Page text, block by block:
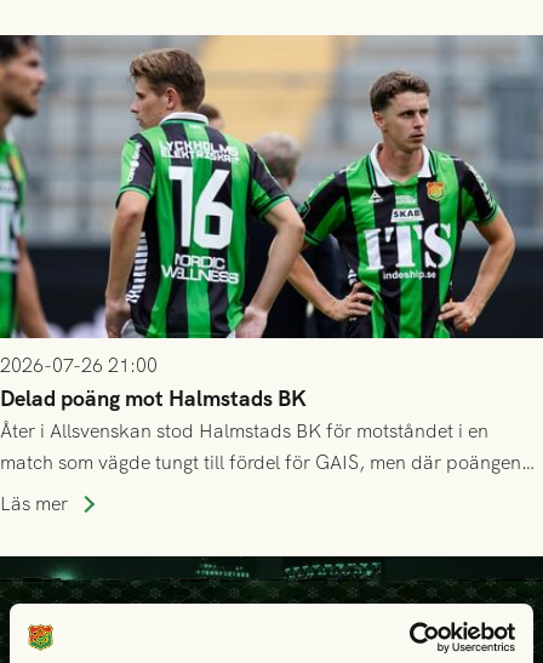
2026-07-26 21:00
Delad poäng mot Halmstads BK
Åter i Allsvenskan stod Halmstads BK för motståndet i en
match som vägde tungt till fördel för GAIS, men där poängen
delades efter dramatik på tilläggstid.
Läs mer